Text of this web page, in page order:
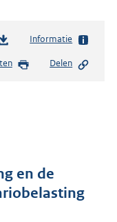
Informatie
Delen
en de